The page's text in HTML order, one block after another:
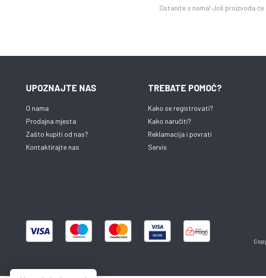
Ostanite s nama! Još proizvoda
UPOZNAJTE NAS
O nama
Prodajna mjesta
Zašto kupiti od nas?
Kontaktirajte nas
TREBATE POMOĆ?
Kako se registrovati?
Kako naručiti?
Reklamacija i povrati
Servis